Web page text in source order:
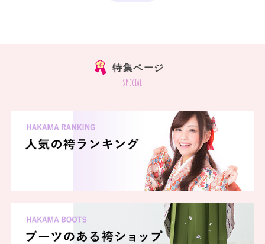
特集ページ
special